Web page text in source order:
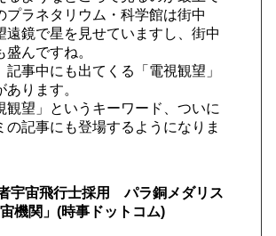
プラネタリウム・科学館は街中
遠鏡で星を見せていますし、街中
んですね。
記事中にも出てくる「電視観望」
ります。
観望」というキーワード、ついに
の記事にも登場するようになりま
宇宙飛行士採用 パラ銅メダリス
機関」(時事ドットコム)